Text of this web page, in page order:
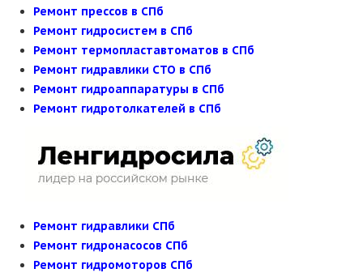
Ремонт прессов в СПб
Ремонт гидросистем в СПб
Ремонт термопластавтоматов в СПб
Ремонт гидравлики СТО в СПб
Ремонт гидроаппаратуры в СПб
Ремонт гидротолкателей в СПб
Ремонт гидравлики СПб
Ремонт гидронасосов СПб
Ремонт гидромоторов СПб